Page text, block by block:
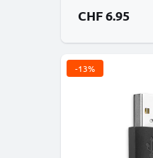
CHF 6.95
-13%